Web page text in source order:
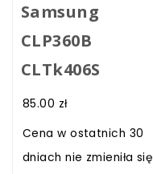
Samsung
CLP360B
CLTk406S
85.00 zł
Cena w ostatnich 30
dniach nie zmieniła się